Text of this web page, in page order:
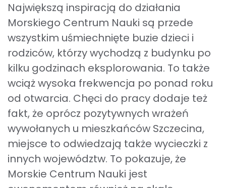
Największą inspiracją do działania
Morskiego Centrum Nauki są przede
wszystkim uśmiechnięte buzie dzieci i
rodziców, którzy wychodzą z budynku po
kilku godzinach eksplorowania. To także
wciąż wysoka frekwencja po ponad roku
od otwarcia. Chęci do pracy dodaje też
fakt, że oprócz pozytywnych wrażeń
wywołanych u mieszkańców Szczecina,
miejsce to odwiedzają także wycieczki z
innych województw. To pokazuje, że
Morskie Centrum Nauki jest